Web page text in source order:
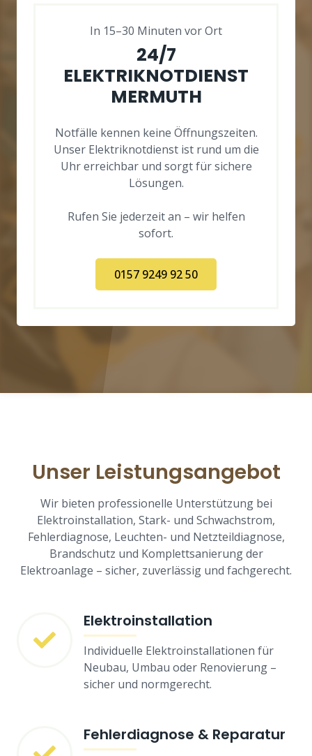
In 15–30 Minuten vor Ort
24/7
ELEKTRIKNOTDIENST
MERMUTH
Notfälle kennen keine Öffnungszeiten.
Unser Elektriknotdienst ist rund um die
Uhr erreichbar und sorgt für sichere
Lösungen.
Rufen Sie jederzeit an – wir helfen
sofort.
0157 9249 92 50
Unser Leistungsangebot
Wir bieten professionelle Unterstützung bei
Elektroinstallation, Stark- und Schwachstrom,
Fehlerdiagnose, Leuchten- und Netzteildiagnose,
Brandschutz und Komplettsanierung der
Elektroanlage – sicher, zuverlässig und fachgerecht.
Elektroinstallation
Individuelle Elektroinstallationen für
Neubau, Umbau oder Renovierung –
sicher und normgerecht.
Fehlerdiagnose & Reparatur